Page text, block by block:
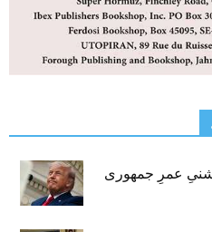
عمرِ جمهوری